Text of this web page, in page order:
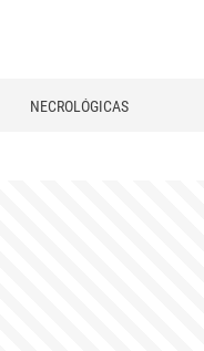
NECROLÓGICAS